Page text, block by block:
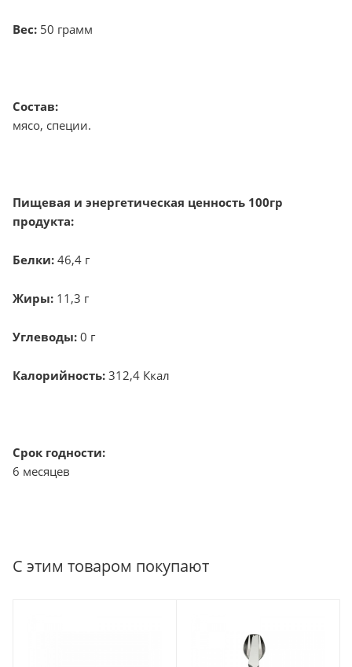
Вес: 50 грамм
Состав:
мясо, специи.
Пищевая и энергетическая ценность 100гр
продукта:
Белки: 46,4 г
Жиры: 11,3 г
Углеводы: 0 г
Калорийность: 312,4 Ккал
Срок годности:
6 месяцев
С этим товаром покупают